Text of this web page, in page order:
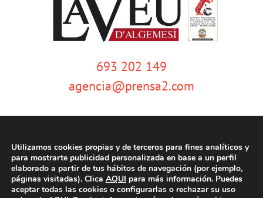
693 202 149
agencia@prensa2.com
© Copyright 2020 | La Veu d'Algemesí | Tots els drets reservats |Aviso
Utilizamos cookies propias y de terceros para fines analíticos y
para mostrarte publicidad personalizada en base a un perfil
elaborado a partir de tus hábitos de navegación (por ejemplo,
páginas visitadas). Clica AQUI para más información. Puedes
aceptar todas las cookies o configurarlas o rechazar su uso